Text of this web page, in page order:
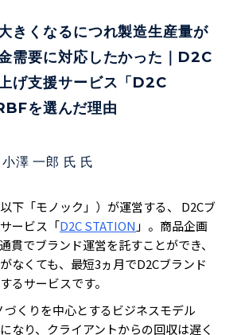
きくなるにつれ製造生産量が
需要に対応したかった｜D2C
げ支援サービス「D2C
を選んだ理由
小澤 一郎 氏 氏
以下「モノック」）が運営する、 D2Cブ
ービス「D2C STATION 」。商品企画
貫でブランド運営を託すことができ、
なくても、最短3ヵ月でD2Cブランド
るサービスです。
づくりを中心とするビジネスモデル
なり、クライアントからの回収は遅く